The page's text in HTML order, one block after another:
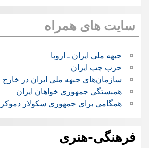
سایت های همراه
جبهه ملی ایران ـ اروپا
حزب چپ ایران
سازمان‌های جبهه ملی ایران در خارج
همبستگی جمهوری خواهان ایران
همگامی برای جمهوری سکولار
فرهنگی-هنری